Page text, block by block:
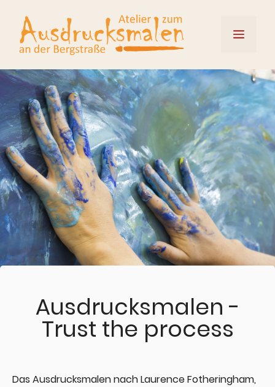
Ausdrucksmalen -
Trust the process
Das Ausdrucksmalen nach Laurence Fotheringham,